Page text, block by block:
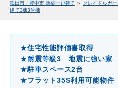
吹田市・豊中市 新築一戸建て ＞ クレイドルガ
建て3棟3号棟
★住宅性能評価書取得
★耐震等級3 地震に強い家
★駐車スペース2台
★フラット35S利用可能物件